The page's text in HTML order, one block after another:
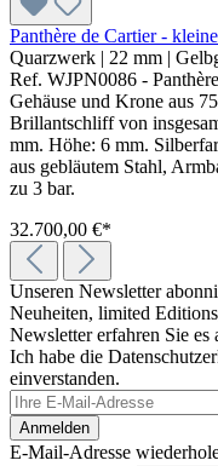
Panthère de Cartier -
Quarzwerk | 22 mm |
Ref. WJPN0086 -
Gehäuse und Krone aus
Brillantschliff von
mm. Höhe: 6 mm.
aus gebläutem Stahl,
zu 3 bar.
32.700,00 €*
Unseren Newsletter
Neuheiten, limited
Newsletter erfahren Sie es
Ich habe die
einverstanden.
Anmelden
E-Mail-Adresse